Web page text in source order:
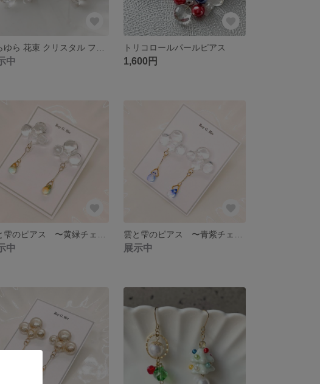
中
トリコロールパールピアス
1,600円
中 展示中